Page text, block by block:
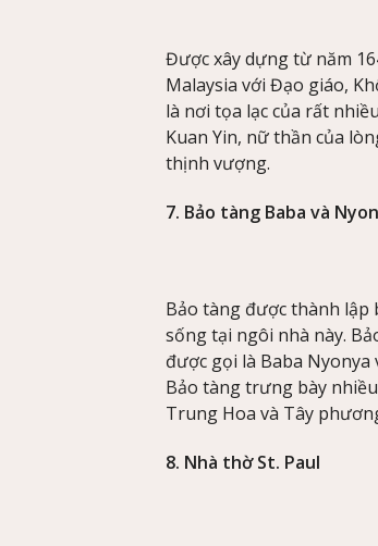
Được xây dựng từ năm
Malaysia với Đạo giáo,
là nơi tọa lạc của rất
Kuan Yin, nữ thần của
thịnh vượng.
7. Bảo tàng Baba và
Bảo tàng được thành lập
sống tại ngôi nhà này.
được gọi là Baba
Bảo tàng trưng bày
Trung Hoa và Tây
8. Nhà thờ St. Paul